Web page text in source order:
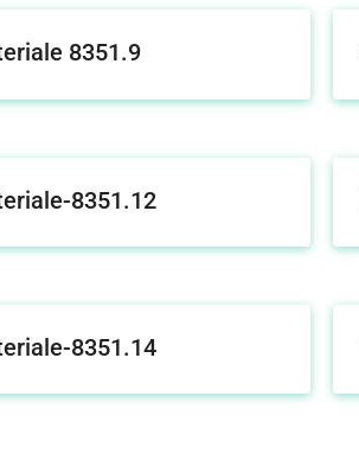
8351.9
8351.12
8351.14